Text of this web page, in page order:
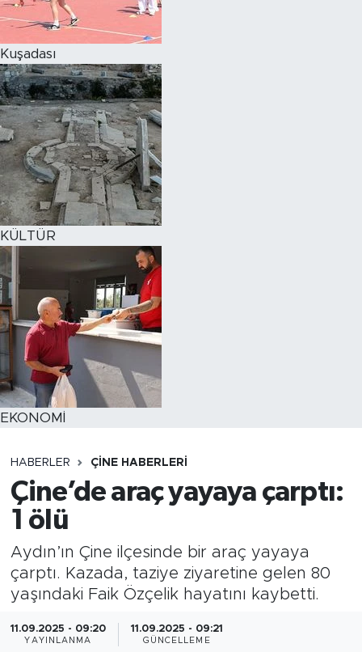
Kuşadası
KÜLTÜR
EKONOMİ
HABERLER ÇINE HABERLERI
Çine’de araç yayaya çarptı:
1 ölü
Aydın’ın Çine ilçesinde bir araç yayaya
çarptı. Kazada, taziye ziyaretine gelen 80
yaşındaki Faik Özçelik hayatını kaybetti.
11.09.2025 - 09:20
YAYINLANMA
11.09.2025 - 09:21
GÜNCELLEME